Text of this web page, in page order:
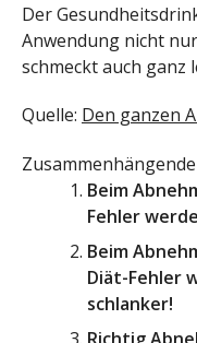
Der
Anwendung nicht
schmeckt auch ganz
Quelle: Den ganzen
Beim
Fehler
Beim
Diät-Fehler
schlanker!